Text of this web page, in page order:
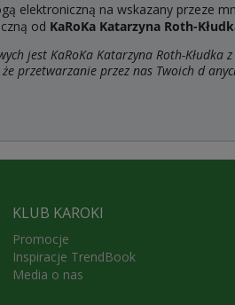
elektroniczną na wskazany przeze
od KaRoKa Katarzyna Roth-
jest KaRoKa Katarzyna Roth-
przetwarzanie przez nas Twoich d
KLUB KAROKI
Promocje
Inspiracje TrendBook
Media o nas